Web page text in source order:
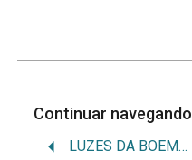
Continuar navegando
LUZES DA BOEMIA